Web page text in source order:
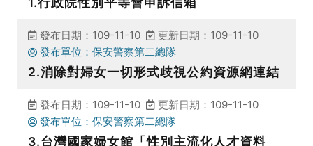
發布日期：109-11-10
更新日期：109-11-10
發布單位：保安警察第二總隊
2.消除對婦女一切形式歧視公約資源網連結
發布日期：109-11-10
更新日期：109-11-10
發布單位：保安警察第二總隊
3.台灣國家婦女館「性別主流化人才資料